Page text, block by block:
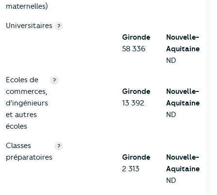
maternelles)
Universitaires ?
Gironde
58 336
Nouvelle-
Aquitaine
ND
Ecoles de
commerces,
d'ingénieurs
et autres
écoles
?
Gironde
13 392
Nouvelle-
Aquitaine
ND
Classes
préparatoires
?
Gironde
2 313
Nouvelle-
Aquitaine
ND